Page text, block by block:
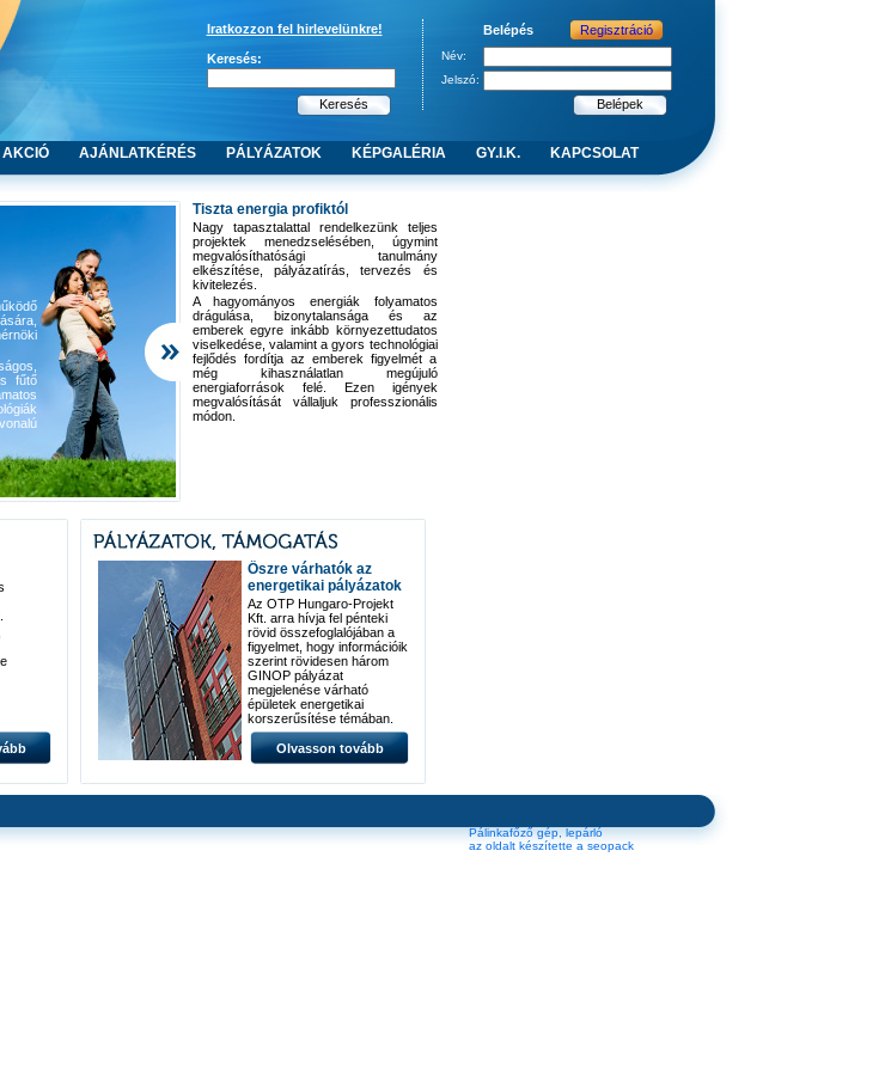
Keresés:
Belépés Regisztráció
Név:
Jelszó:
Iratkozzon fel hirlevelünkre!
AKCIÓ AJÁNLATKÉRÉS PÁLYÁZATOK KÉPGALÉRIA GY.I.K. KAPCSOLAT
fűtő
Tiszta energia profiktól
Nagy tapasztalattal rendelkezünk teljes
projektek menedzselésében, úgymint
megvalósíthatósági tanulmány
elkészítése, pályázatírás, tervezés és
kivitelezés.
A hagyományos energiák folyamatos
drágulása, bizonytalansága és az
emberek egyre inkább környezettudatos
viselkedése, valamint a gyors technológiai
fejlődés fordítja az emberek figyelmét a
még kihasználatlan megújuló
energiaforrások felé. Ezen igények
megvalósítását vállaljuk professzionális
módon.
Őszre várhatók az
energetikai pályázatok
Az OTP Hungaro-Projekt
Kft. arra hívja fel pénteki
rövid összefoglalójában a
figyelmet, hogy információik
szerint rövidesen három
GINOP pályázat
megjelenése várható
épületek energetikai
korszerűsítése témában.
Ezekről a legfontosabb
A GINOP 4.1.1-2015
fejlesztések
Olvasson tovább
Pálinkafőző gép, lepárló
az oldalt készítette a seopack